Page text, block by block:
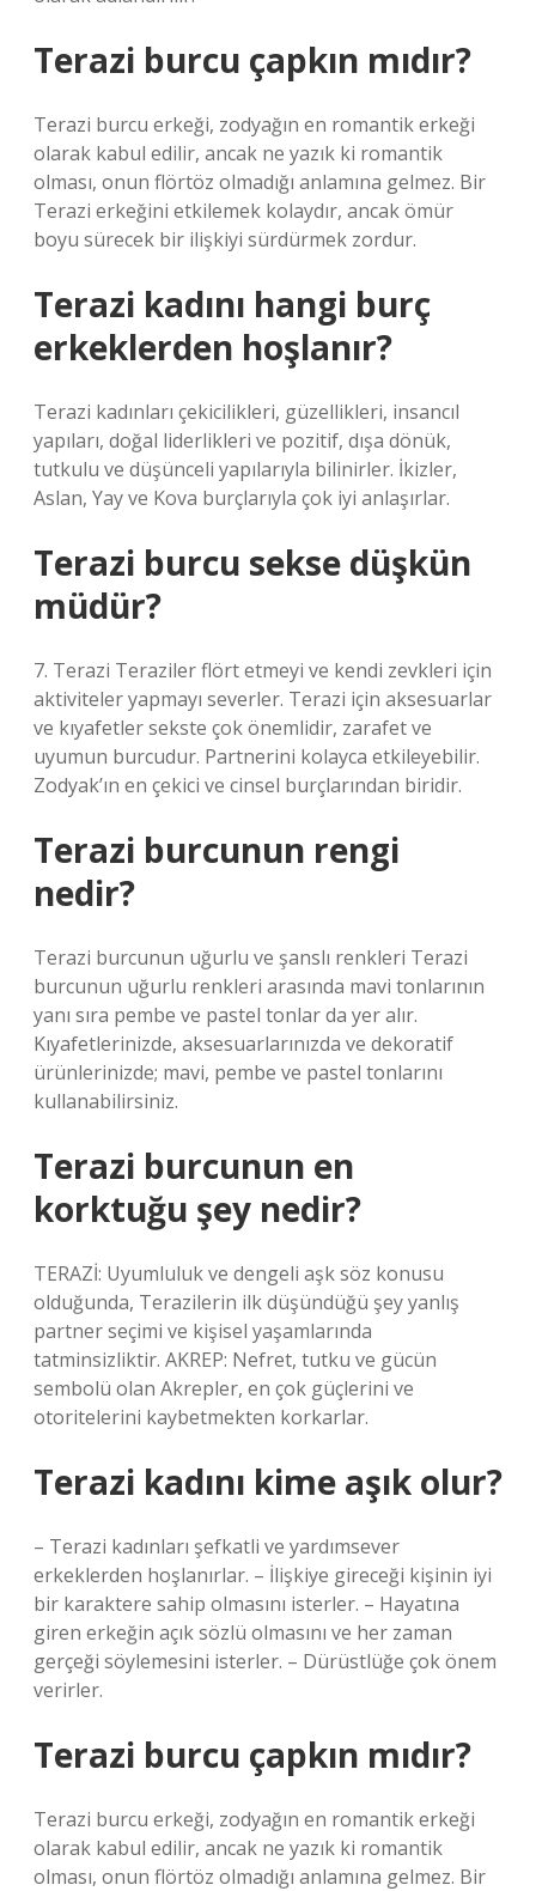
Terazi burcu çapkın mıdır?
Terazi burcu erkeği, zodyağın en romantik erkeği
olarak kabul edilir, ancak ne yazık ki romantik
olması, onun flörtöz olmadığı anlamına gelmez. Bir
Terazi erkeğini etkilemek kolaydır, ancak ömür
boyu sürecek bir ilişkiyi sürdürmek zordur.
Terazi kadını hangi burç
erkeklerden hoşlanır?
Terazi kadınları çekicilikleri, güzellikleri, insancıl
yapıları, doğal liderlikleri ve pozitif, dışa dönük,
tutkulu ve düşünceli yapılarıyla bilinirler. İkizler,
Aslan, Yay ve Kova burçlarıyla çok iyi anlaşırlar.
Terazi burcu sekse düşkün
müdür?
7. Terazi Teraziler flört etmeyi ve kendi zevkleri için
aktiviteler yapmayı severler. Terazi için aksesuarlar
ve kıyafetler sekste çok önemlidir, zarafet ve
uyumun burcudur. Partnerini kolayca etkileyebilir.
Zodyak’ın en çekici ve cinsel burçlarından biridir.
Terazi burcunun rengi
nedir?
Terazi burcunun uğurlu ve şanslı renkleri Terazi
burcunun uğurlu renkleri arasında mavi tonlarının
yanı sıra pembe ve pastel tonlar da yer alır.
Kıyafetlerinizde, aksesuarlarınızda ve dekoratif
ürünlerinizde; mavi, pembe ve pastel tonlarını
kullanabilirsiniz.
Terazi burcunun en
korktuğu şey nedir?
TERAZİ: Uyumluluk ve dengeli aşk söz konusu
olduğunda, Terazilerin ilk düşündüğü şey yanlış
partner seçimi ve kişisel yaşamlarında
tatminsizliktir. AKREP: Nefret, tutku ve gücün
sembolü olan Akrepler, en çok güçlerini ve
otoritelerini kaybetmekten korkarlar.
Terazi kadını kime aşık olur?
– Terazi kadınları şefkatli ve yardımsever
erkeklerden hoşlanırlar. – İlişkiye gireceği kişinin iyi
bir karaktere sahip olmasını isterler. – Hayatına
giren erkeğin açık sözlü olmasını ve her zaman
gerçeği söylemesini isterler. – Dürüstlüğe çok önem
verirler.
Terazi burcu çapkın mıdır?
Terazi burcu erkeği, zodyağın en romantik erkeği
olarak kabul edilir, ancak ne yazık ki romantik
olması, onun flörtöz olmadığı anlamına gelmez. Bir